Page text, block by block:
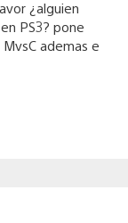
¿alguien
PS3? pone
ademas e